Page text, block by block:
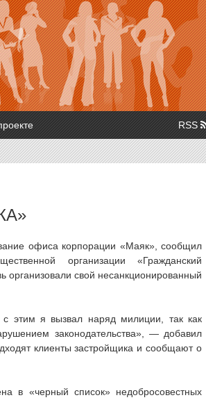
RSS
офиса корпорации «Маяк», сообщил
организации «Гражданский
организовали свой несанкционированный
этим я вызвал наряд милиции, так как
законодательства», — добавил
клиенты застройщика и сообщают о
в «черный список» недобросовестных